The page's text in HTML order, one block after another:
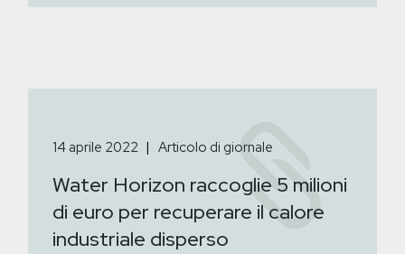
14 aprile 2022 Articolo di giornale
Water Horizon raccoglie 5 milioni
di euro per recuperare il calore
industriale disperso